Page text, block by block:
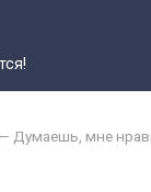
— Думаешь, мне